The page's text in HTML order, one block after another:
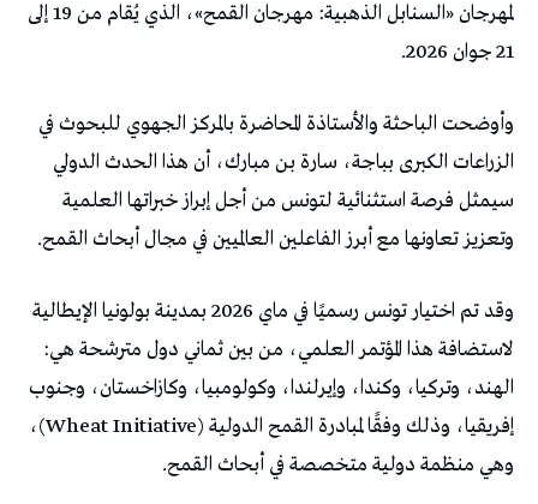
لمهرجان «السنابل الذهبية: مهرجان القمح»، الذي يُقام من 19 إلى
21 جوان 2026.
وأوضحت الباحثة والأستاذة المحاضرة بالمركز الجهوي للبحوث في
الزراعات الكبرى بباجة، سارة بن مبارك، أن هذا الحدث الدولي
سيمثل فرصة استثنائية لتونس من أجل إبراز خبراتها العلمية
وتعزيز تعاونها مع أبرز الفاعلين العالميين في مجال أبحاث القمح.
وقد تم اختيار تونس رسميًا في ماي 2026 بمدينة بولونيا الإيطالية
لاستضافة هذا المؤتمر العلمي، من بين ثماني دول مترشحة هي:
الهند، وتركيا، وكندا، وإيرلندا، وكولومبيا، وكازاخستان، وجنوب
إفريقيا، وذلك وفقًا لمبادرة القمح الدولية (Wheat Initiative)،
وهي منظمة دولية متخصصة في أبحاث القمح.